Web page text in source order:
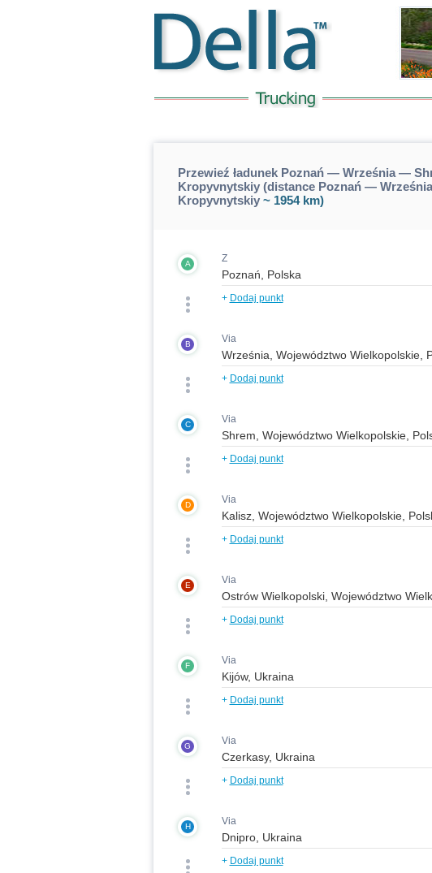
Przewieź ładunek Poznań — Września —
Kropyvnytskiy (distance Poznań —
Kropyvnytskiy~ 1954 km)
A Z
+ Dodaj punkt
B Via
+ Dodaj punkt
C Via
+ Dodaj punkt
D Via
+ Dodaj punkt
E Via
+ Dodaj punkt
F Via
+ Dodaj punkt
G Via
+ Dodaj punkt
H Via
+ Dodaj punkt